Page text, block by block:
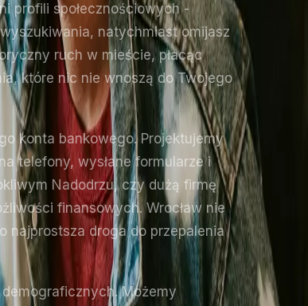
profili społecznościowych -
natychmiast omijasz
ruch w mieście, płacąc
które nic nie wnoszą do Twojego
konta bankowego. Projektujemy
telefony, wysłane formularze i
Nadodrzu, czy dużą firmę
finansowych. Wrocław nie
najprostsza droga do przepalenia
Możemy